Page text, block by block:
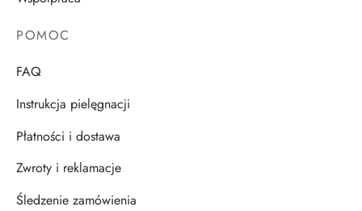
POMOC
FAQ
Instrukcja pielęgnacji
Płatności i dostawa
Zwroty i reklamacje
Śledzenie zamówienia